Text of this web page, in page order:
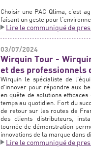
Choisir une PAC Qlima, c’est
faisant un geste pour
Lire le communiqué de
03/07/2024
Wirquin Tour -
et des professionnels
Wirquin le spécialiste de
d'innover pour répondre aux
en quête de solutions
temps au quotidien. Fort du
de retour sur les routes de
des clients distributeurs,
tournée de démonstration
innovations de la marque dans
Lire le communiqué de